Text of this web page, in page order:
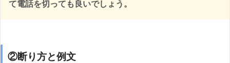
て電話を切っても良いでしょう。
②断り方と例文